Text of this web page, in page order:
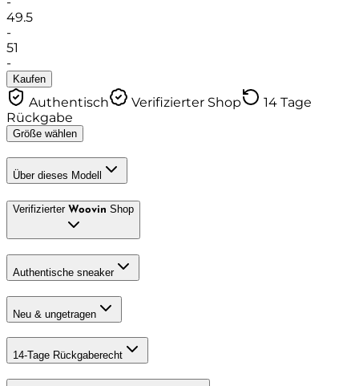
49.5
-
51
-
Kaufen
Authentisch Verifizierter Shop
14 Tage
Rückgabe
Größe wählen
Über dieses Modell
Verifizierter Woovin Shop
Authentische sneaker
Neu & ungetragen
14-Tage Rückgaberecht